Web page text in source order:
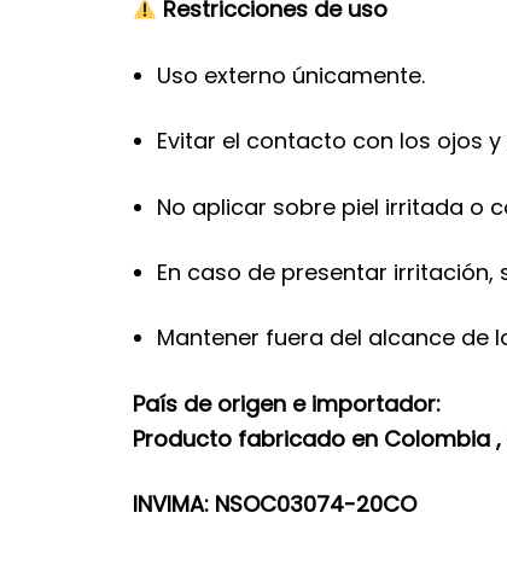
Restricciones de uso
Uso externo únicamente.
Evitar el contacto con los ojos
No aplicar sobre piel irritada o
En caso de presentar irritación,
Mantener fuera del alcance de
País de origen e importador:
Producto fabricado en Colombia ,
INVIMA: NSOC03074-20CO